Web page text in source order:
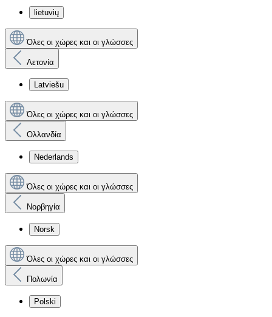
lietuvių
Όλες οι χώρες και οι γλώσσες
Λετονία
Latviešu
Όλες οι χώρες και οι γλώσσες
Ολλανδία
Nederlands
Όλες οι χώρες και οι γλώσσες
Νορβηγία
Norsk
Όλες οι χώρες και οι γλώσσες
Πολωνία
Polski